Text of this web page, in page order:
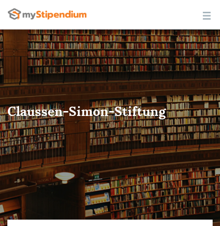
Claussen-Simon-Stiftung